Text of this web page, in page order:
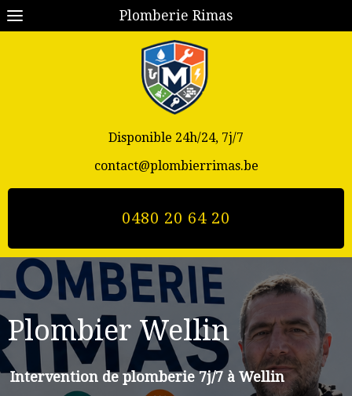
Plomberie Rimas
Disponible 24h/24, 7j/7
contact@plombierrimas.be
0480 20 64 20
Plombier Wellin
Intervention de plomberie 7j/7 à Wellin